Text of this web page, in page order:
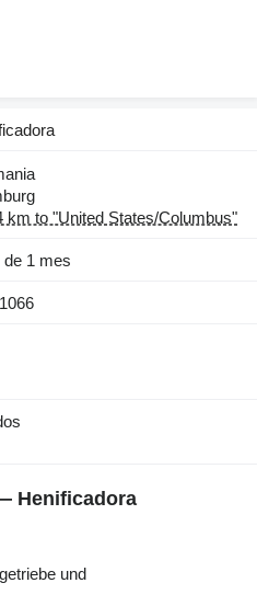
km to "United States/Columbus"
de 1 mes
Henificadora
und